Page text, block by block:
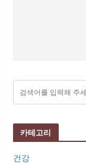
카테고리
건강